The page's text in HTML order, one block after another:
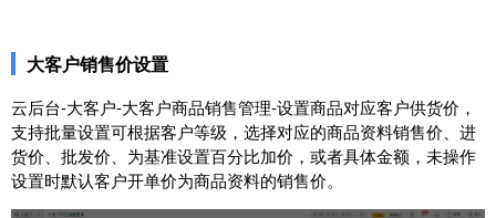
大客户销售价设置
云后台-大客户-大客户商品销售管理-设置商品对应客户供货价，
支持批量设置可根据客户等级，选择对应的商品资料销售价、进
货价、批发价、为基准设置百分比加价，或者具体金额，未操作
设置时默认客户开单价为商品资料的销售价。